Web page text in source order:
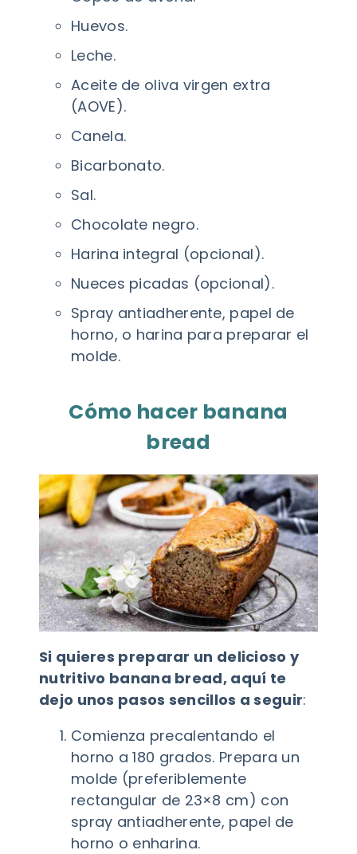
Huevos.
Leche.
Aceite de oliva virgen extra
(AOVE).
Canela.
Bicarbonato.
Sal.
Chocolate negro.
Harina integral (opcional).
Nueces picadas (opcional).
Spray antiadherente, papel de
horno, o harina para preparar el
molde.
Cómo hacer banana
bread
Si quieres preparar un delicioso y
nutritivo banana bread, aquí te
dejo unos pasos sencillos a seguir:
Comienza precalentando el
horno a 180 grados. Prepara un
molde (preferiblemente
rectangular de 23×8 cm) con
spray antiadherente, papel de
horno o enharina.